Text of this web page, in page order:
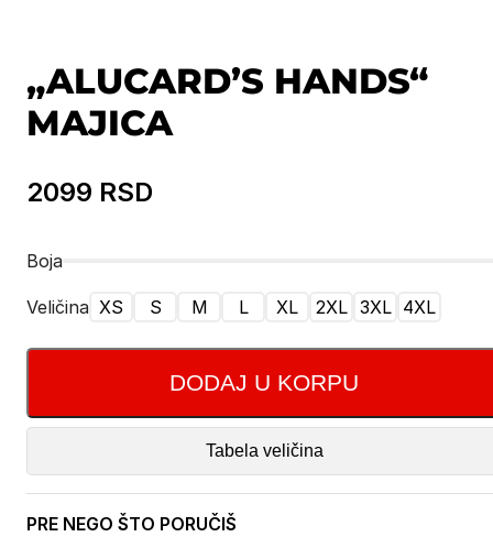
„ALUCARD’S HANDS“
MAJICA
2099 RSD
Boja
Veličina XS S M L XL 2XL 3XL 4XL
DODAJ U KORPU
Tabela veličina
PRE NEGO ŠTO PORUČIŠ